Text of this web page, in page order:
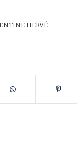
HERVÉ